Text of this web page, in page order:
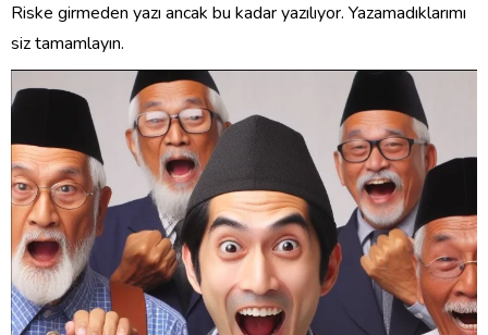
Riske girmeden yazı ancak bu kadar yazılıyor. Yazamadıklarımı
siz tamamlayın.